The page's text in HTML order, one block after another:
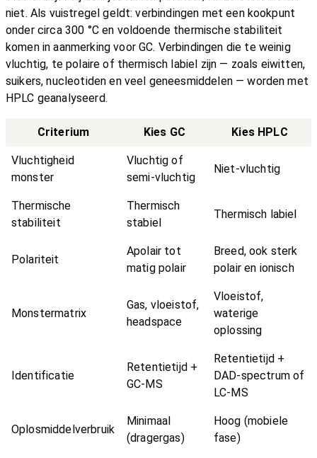
niet. Als vuistregel geldt: verbindingen met een kookpunt
onder circa 300 °C en voldoende thermische stabiliteit
komen in aanmerking voor GC. Verbindingen die te weinig
vluchtig, te polaire of thermisch labiel zijn — zoals eiwitten,
suikers, nucleotiden en veel geneesmiddelen — worden met
HPLC geanalyseerd.
Criterium Kies GC Kies HPLC
Vluchtigheid
monster
Vluchtig of
semi-vluchtig
Niet-vluchtig
Thermische
stabiliteit
Thermisch
stabiel
Thermisch labiel
Polariteit
Apolair tot
matig polair
Breed, ook sterk
polair en ionisch
Monstermatrix
Gas, vloeistof,
headspace
Vloeistof,
waterige
oplossing
Identificatie
Retentietijd +
GC-MS
Retentietijd +
DAD-spectrum of
LC-MS
Oplosmiddelverbruik
Minimaal
(dragergas)
Hoog (mobiele
fase)